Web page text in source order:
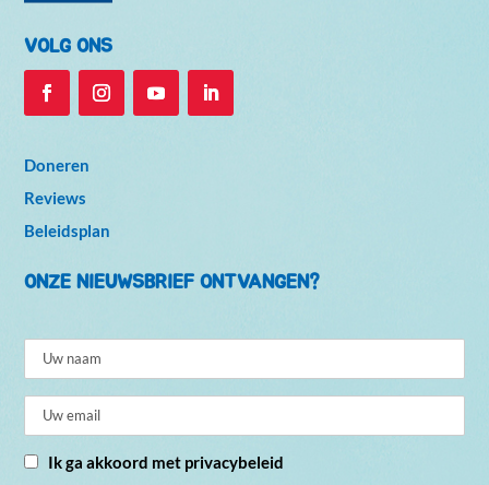
VOLG ONS
Doneren
Reviews
Beleidsplan
ONZE NIEUWSBRIEF ONTVANGEN?
Ik ga akkoord met privacybeleid